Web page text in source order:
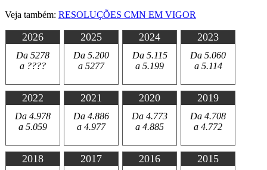
Veja também: RESOLUÇÕES CMN EM VIGOR
2026
Da 5278
a ????
2025
Da 5.200
a 5277
2024
Da 5.115
a 5.199
2023
Da 5.060
a 5.114
2022
Da 4.978
a 5.059
2021
Da 4.886
a 4.977
2020
Da 4.773
a 4.885
2019
Da 4.708
a 4.772
2018 2017 2016 2015